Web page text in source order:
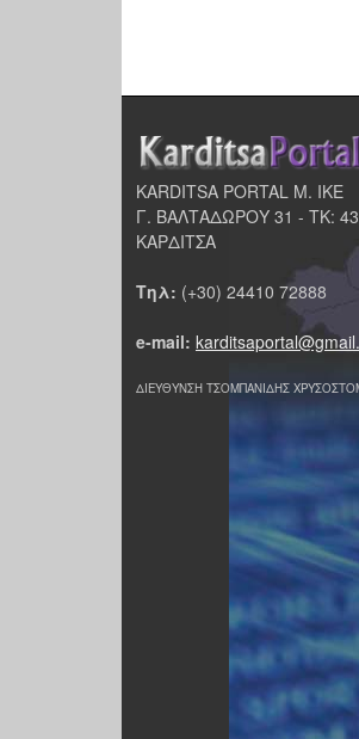
KARDITSA PORTAL Μ. ΙΚΕ
Γ. ΒΑΛΤΑΔΩΡΟΥ 31 - ΤΚ:
ΚΑΡΔΙΤΣΑ
Τηλ: (+30) 24410 72888
e-mail:
ΔΙΕΥΘΥΝΣΗ ΤΣΟΜΠΑΝΙΔΗΣ